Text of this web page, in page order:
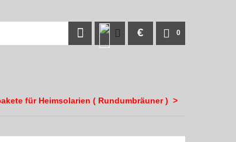
0
€
für Heimsolarien ( Rundumbräuner ) >